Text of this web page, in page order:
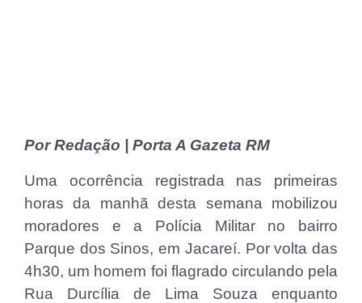
Por Redação | Porta A Gazeta RM
Uma ocorrência registrada nas primeiras
horas da manhã desta semana mobilizou
moradores e a Polícia Militar no bairro
Parque dos Sinos, em Jacareí. Por volta das
4h30, um homem foi flagrado circulando pela
Rua Durcília de Lima Souza enquanto